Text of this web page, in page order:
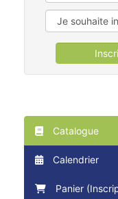
Catalogue
Calendrier
Panier